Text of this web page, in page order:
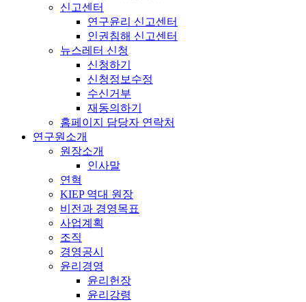
신고센터
연구윤리 신고센터
인권침해 신고센터
뉴스레터 신청
신청하기
신청정보수정
수신거부
재동의하기
홈페이지 담당자 연락처
연구원소개
원장소개
인사말
연혁
KIEP 역대 원장
비전과 경영목표
사업계획
조직
경영공시
윤리경영
윤리헌장
윤리강령